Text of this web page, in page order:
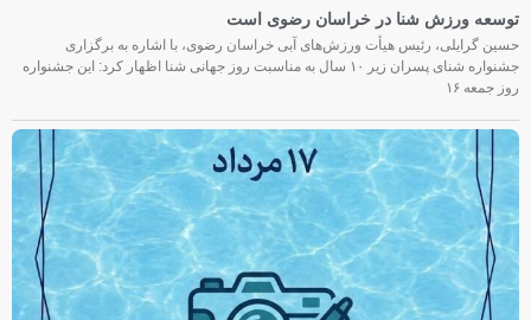
توسعه ورزش شنا در خراسان رضوی است
حسین گرایلی، رئیس هیأت ورزش‌های آبی خراسان رضوی، با اشاره به برگزاری
جشنواره شنای پسران زیر ۱۰ سال به مناسبت روز جهانی شنا اظهار کرد: این جشنواره
روز جمعه‌ ۱۶